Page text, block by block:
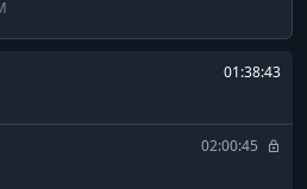
01:38:43
02:00:45